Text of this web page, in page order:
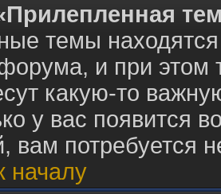
темы
и при этом
какую-то
у вас появится
вам потребуется
началу